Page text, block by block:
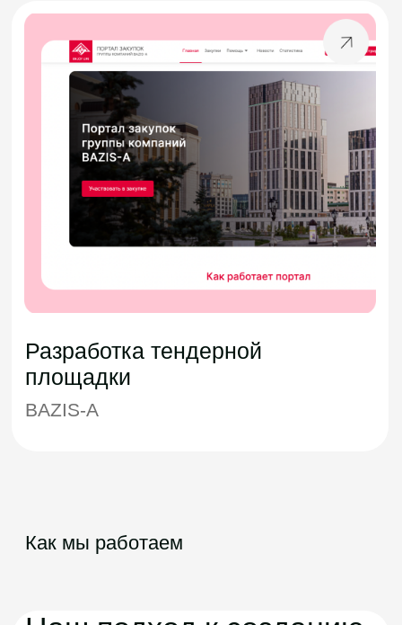
DevOps
Docker, K8S, Helm, ArgoCD, Flux,
Nexus, Nginx, HAProxy, Redis,
ETCD, MongoDB, GitLab CI/CD,
GitHub Actions, Ansible, AWX,
Terraform, Vagrant, MinIO(S3)
Quality
Assurance
C# Selenium, TypeScript Cypress,